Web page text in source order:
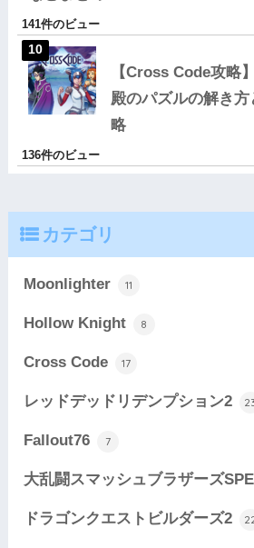
141件のビュー
【Cross Code攻略
殿のパズルの解き
略
136件のビュー
カテゴリ
Moonlighter 11
Hollow Knight 8
Cross Code 17
レッドデッドリデンプション2
Fallout76 7
大乱闘スマッシュブラザーズ
ドラゴンクエストビルダーズ2